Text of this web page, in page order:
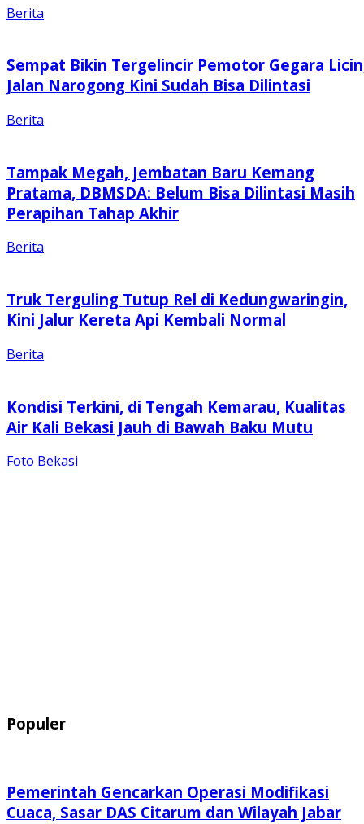
Berita
Sempat Bikin Tergelincir Pemotor Gegara
Jalan Narogong Kini Sudah Bisa Dilintasi
Berita
Tampak Megah, Jembatan Baru Kemang
Pratama, DBMSDA: Belum Bisa Dilintasi Masih
Perapihan Tahap Akhir
Berita
Truk Terguling Tutup Rel di Kedungwaringin,
Kini Jalur Kereta Api Kembali Normal
Berita
Kondisi Terkini, di Tengah Kemarau, Kualitas
Air Kali Bekasi Jauh di Bawah Baku Mutu
Foto Bekasi
Populer
Pemerintah Gencarkan Operasi Modifikasi
Cuaca, Sasar DAS Citarum dan Wilayah Jabar